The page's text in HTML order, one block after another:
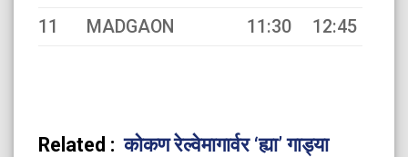
11
MADGAON 11:30 12:45
Related :कोकण रेल्वेमागार्वर ‘ह्या’ गाड्या